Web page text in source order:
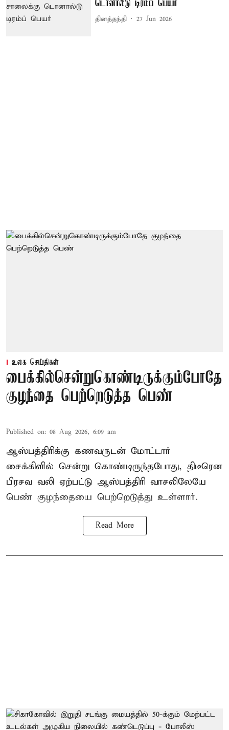
டொனால்டு டிரம்ப் பெயர்
தினத்தந்தி 27 Jun 2026
உலக செய்திகள்
பைக்கில்சென்றுகொண்டிருக்கும்போதே
குழந்தை பெற்றெடுத்த பெண்
Published on: 08 Aug 2026, 6:09 am
ஆஸ்பத்திரிக்கு கணவருடன் மோட்டார்
சைக்கிளில் சென்று கொண்டிருந்தபோது, திடீரென
பிரசவ வலி ஏற்பட்டு ஆஸ்பத்திரி வாசலிலேயே
பெண் குழந்தையை பெற்றெடுத்து உள்ளார்.
Read More